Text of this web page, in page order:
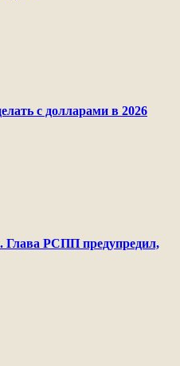
с долларами в 2026
Глава РСПП предупредил,